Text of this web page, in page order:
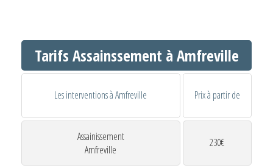
Tarifs Assainssement à Amfreville
Les interventions à Amfreville Prix à partir de
Assainissement
Amfreville
230€